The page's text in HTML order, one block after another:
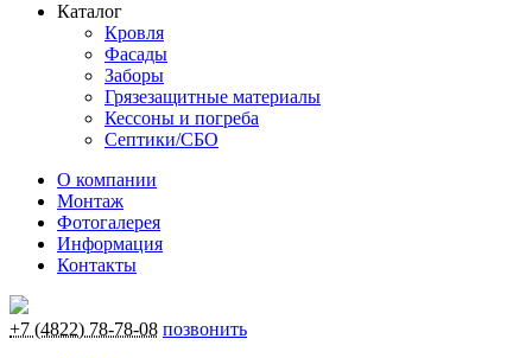
Каталог
Кровля
Фасады
Заборы
Грязезащитные материалы
Кессоны и погреба
Септики/СБО
О компании
Монтаж
Фотогалерея
Информация
Контакты
+7 (4822) 78-78-08 позвонить